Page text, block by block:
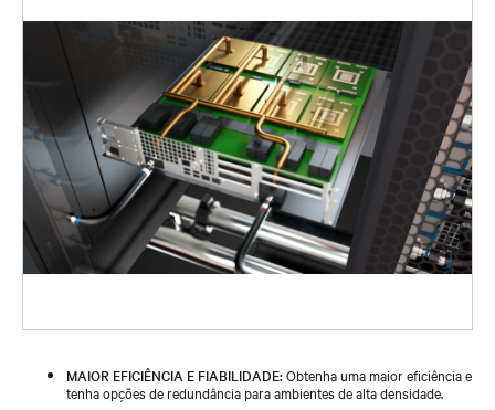
MAIOR EFICIÊNCIA E FIABILIDADE:Obtenha uma maior eficiência e
tenha opções de redundância para ambientes de alta densidade.